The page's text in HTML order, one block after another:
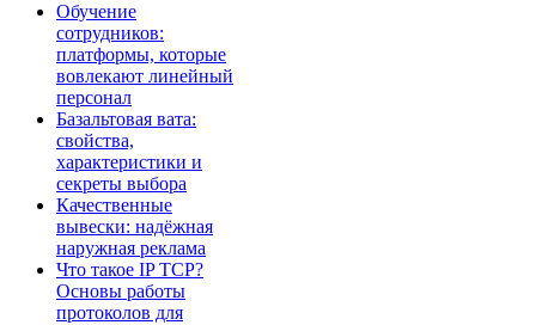
Обучение
сотрудников:
платформы, которые
вовлекают линейный
персонал
Базальтовая вата:
свойства,
характеристики и
секреты выбора
Качественные
вывески: надёжная
наружная реклама
Что такое IP TCP?
Основы работы
протоколов для